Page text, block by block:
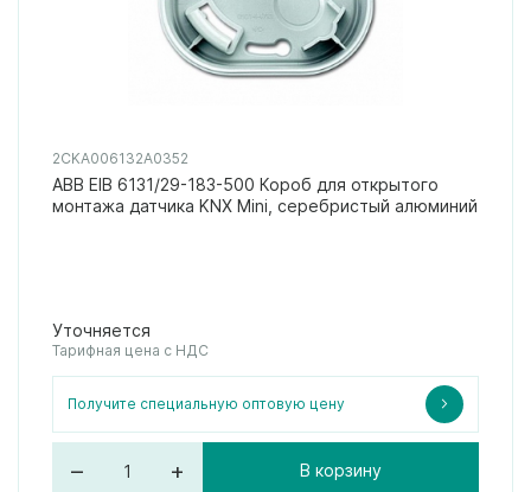
2CKA006132A0352
ABB EIB 6131/29-183-500 Короб для открытого
монтажа датчика KNX Mini, серебристый алюминий
Уточняется
Тарифная цена с НДС
Получите специальную оптовую цену
– + В корзину